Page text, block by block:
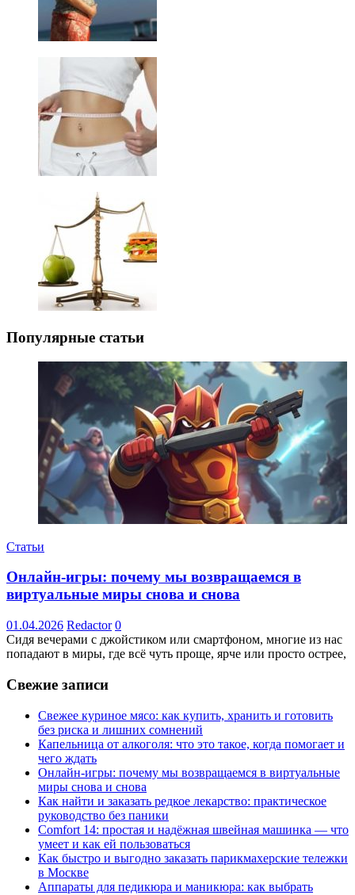
Популярные статьи
Статьи
Онлайн-игры: почему мы возвращаемся в
виртуальные миры снова и снова
01.04.2026 Redactor 0
Сидя вечерами с джойстиком или смартфоном, многие из нас
попадают в миры, где всё чуть проще, ярче или просто острее,
Свежие записи
Свежее куриное мясо: как купить, хранить и готовить
без риска и лишних сомнений
Капельница от алкоголя: что это такое, когда помогает и
чего ждать
Онлайн-игры: почему мы возвращаемся в виртуальные
миры снова и снова
Как найти и заказать редкое лекарство: практическое
руководство без паники
Comfort 14: простая и надёжная швейная машинка — что
умеет и как ей пользоваться
Как быстро и выгодно заказать парикмахерские тележки
в Москве
Аппараты для педикюра и маникюра: как выбрать